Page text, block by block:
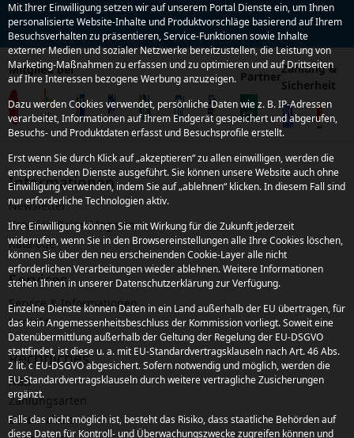
Mitglied bei Partner
Zahlung &
Sicherheit
Informationen
Newsletter
Kroatien Reise-Magazin
Kataloge
Services
Service & Informationen
Kontakt
Rechtliches
AGB
Zahlungsarten
Datenschutz
Mit Ihrer Einwilligung setzen wir auf unserem Portal Dienste ein, um Ihnen
personalisierte Website-Inhalte und Produktvorschläge basierend auf Ihrem
Besuchsverhalten zu präsentieren, Service-Funktionen sowie Inhalte
externer Medien und sozialer Netzwerke bereitzustellen, die Leistung von
Marketing-Maßnahmen zu erfassen und zu optimieren und auf Drittseiten
auf Ihre Interessen bezogene Werbung anzuzeigen.
Dazu werden Cookies verwendet, persönliche Daten wie z. B. IP-Adressen
verarbeitet, Informationen auf Ihrem Endgerät gespeichert und abgerufen,
Besuchs- und Produktdaten erfasst und Besuchsprofile erstellt.
Erst wenn Sie durch Klick auf „akzeptieren“ zu allen einwilligen, werden die
entsprechenden Dienste ausgeführt. Sie können unsere Website auch ohne
Einwilligung verwenden, indem Sie auf „ablehnen“ klicken. In diesem Fall sind
nur erforderliche Technologien aktiv.
Ihre Einwilligung können Sie mit Wirkung für die Zukunft jederzeit
widerrufen, wenn Sie in den Browsereinstellungen alle Ihre Cookies löschen,
können Sie über den neu erscheinenden Cookie-Layer alle nicht
erforderlichen Verarbeitungen wieder ablehnen. Weitere Informationen
stehen Ihnen in unserer Datenschutzerklärung zur Verfügung.
Einzelne Dienste können Daten in ein Land außerhalb der EU übertragen, für
das kein Angemessenheitsbeschluss der Kommission vorliegt. Soweit eine
Datenübermittlung außerhalb der Geltung der Regelung der EU-DSGVO
stattfindet, ist diese u. a. mit EU-Standardvertragsklauseln nach Art. 46 Abs.
2 lit. c EU-DSGVO abgesichert. Sofern notwendig und möglich, werden die
EU-Standardvertragsklauseln durch weitere vertragliche Zusicherungen
ergänzt.
Falls das nicht möglich ist, besteht das Risiko, dass staatliche Behörden auf
diese Daten für Kontroll- und Überwachungszwecke zugreifen können und